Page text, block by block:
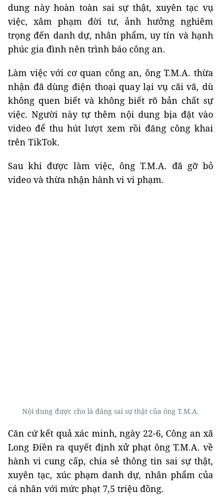
dung này hoàn toàn sai sự thật, xuyên tạc vụ
việc, xâm phạm đời tư, ảnh hưởng nghiêm
trọng đến danh dự, nhân phẩm, uy tín và hạnh
phúc gia đình nên trình báo công an.
Làm việc với cơ quan công an, ông T.M.A. thừa
nhận đã dùng điện thoại quay lại vụ cãi vã, dù
không quen biết và không biết rõ bản chất sự
việc. Người này tự thêm nội dung bịa đặt vào
video để thu hút lượt xem rồi đăng công khai
trên TikTok.
Sau khi được làm việc, ông T.M.A. đã gỡ bỏ
video và thừa nhận hành vi vi phạm.
Nội dung được cho là đăng sai sự thật của ông T.M.A.
Căn cứ kết quả xác minh, ngày 22-6, Công an xã
Long Điền ra quyết định xử phạt ông T.M.A. về
hành vi cung cấp, chia sẻ thông tin sai sự thật,
xuyên tạc, xúc phạm danh dự, nhân phẩm của
cá nhân với mức phạt 7,5 triệu đồng.